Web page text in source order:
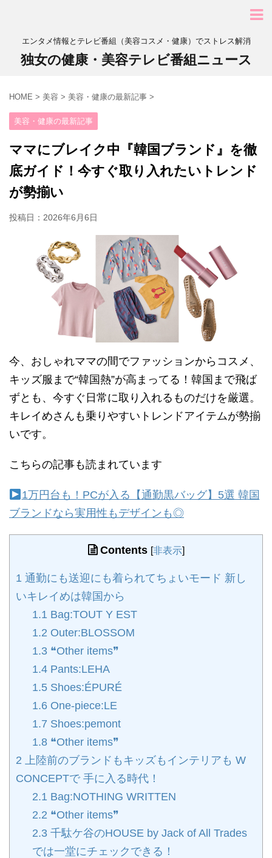
エンタメ情報とテレビ番組（美容コスメ・健康）でストレス解消
独女の健康・美容テレビ番組ニュース
HOME > 美容 > 美容・健康の最新記事 >
美容・健康の最新記事
ママにブレイク中『韓国ブランド』を徹
底ガイド！今すぐ取り入れたいトレンド
が勢揃い
投稿日： 2026年6月6日
今、おしゃれママの間でファッションからコスメ、
キッズ服まで“韓国熱”が高まってる！韓国まで飛ば
ずとも、今すぐ日常に取り入れるものだけを厳選。
キレイめさんも乗りやすいトレンドアイテムが勢揃
いです。
こちらの記事も読まれています
1万円台も！PCが入る【通勤黒バッグ】5選 韓国
ブランドなら実用性もデザインも◎
Contents [非表示]
1 通勤にも送迎にも着られてちょいモード 新し
いキレイめは韓国から
1.1 Bag:TOUT Y EST
1.2 Outer:BLOSSOM
1.3 ❝Other items❞
1.4 Pants:LEHA
1.5 Shoes:ÉPURÉ
1.6 One-piece:LE
1.7 Shoes:pemont
1.8 ❝Other items❞
2 上陸前のブランドもキッズもインテリアも W
CONCEPTで 手に入る時代！
2.1 Bag:NOTHING WRITTEN
2.2 ❝Other items❞
2.3 千駄ケ谷のHOUSE by Jack of All Trades
では一堂にチェックできる！